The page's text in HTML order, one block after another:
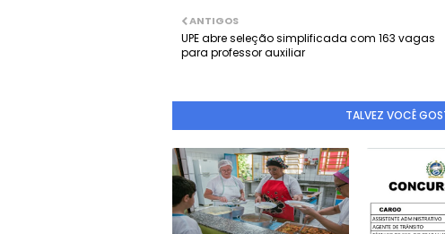
ANTIGOS
UPE abre seleção simplificada com 163 vagas
para professor auxiliar
TALVEZ VOCÊ